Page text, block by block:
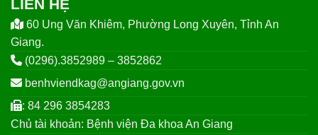
LIÊN HỆ
60 Ung Văn Khiêm, Phường Long Xuyên, Tỉnh An
Giang.
(0296).3852989 – 3852862
benhviendkag@angiang.gov.vn
: 84 296 3854283
Chủ tài khoản: Bệnh viện Đa khoa An Giang